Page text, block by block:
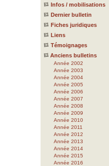
Infos / mobilisations
Dernier bulletin
Fiches juridiques
Liens
Témoignages
Anciens bulletins
Année 2002
Année 2003
Année 2004
Année 2005
Année 2006
Année 2007
Année 2008
Année 2009
Année 2010
Année 2011
Année 2012
Année 2013
Année 2014
Année 2015
Année 2016